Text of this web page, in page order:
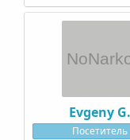
Evgeny G.
Посетитель